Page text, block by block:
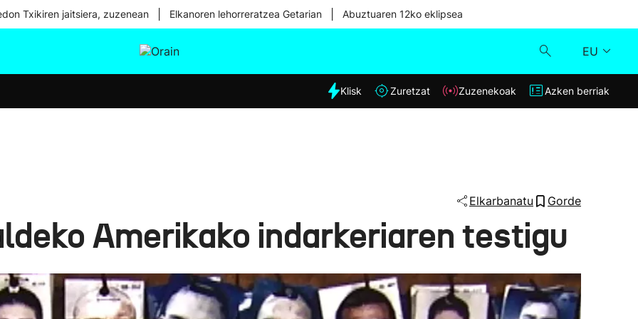
Txikiren jaitsiera, zuzenean Elkanoren lehorreratzea Getarian Abuztuaren 12ko eklipsea
EU
Eguraldia
Klisk
Azken berriak
Klisk Zuretzat Zuzenekoak Azken berriak
Elkarbanatu Gorde
Amerikako indarkeriaren testigu